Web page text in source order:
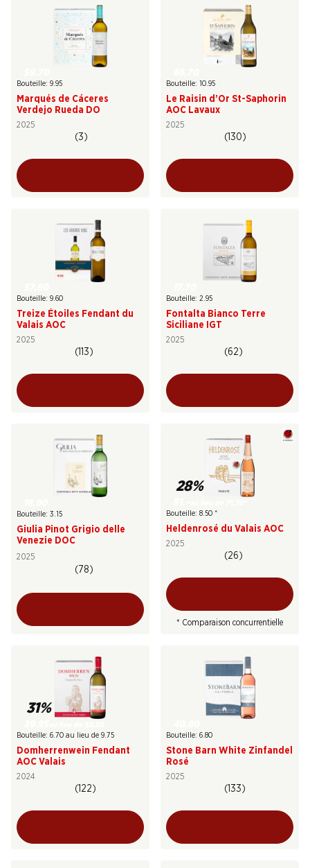
Bouteille: 9.95
Marqués de Cáceres
Verdejo Rueda DO
2025
(3)
Bouteille: 10.95
Le Raisin d’Or St-Saphorin
AOC Lavaux
2025
(130)
Bouteille: 9.60
Treize Étoiles Fendant du
Valais AOC
2025
(113)
Bouteille: 2.95
Fontalta Bianco Terre
Siciliane IGT
2025
(62)
Bouteille: 3.15
Giulia Pinot Grigio delle
Venezie DOC
2025
(78)
28%
Bouteille: 8.50 *
Heldenrosé du Valais AOC
2025
(26)
* Comparaison concurrentielle
31%
Bouteille: 6.70 au lieu de 9.75
Domherrenwein Fendant
AOC Valais
2024
(122)
Bouteille: 6.80
Stone Barn White Zinfandel
Rosé
2025
(133)